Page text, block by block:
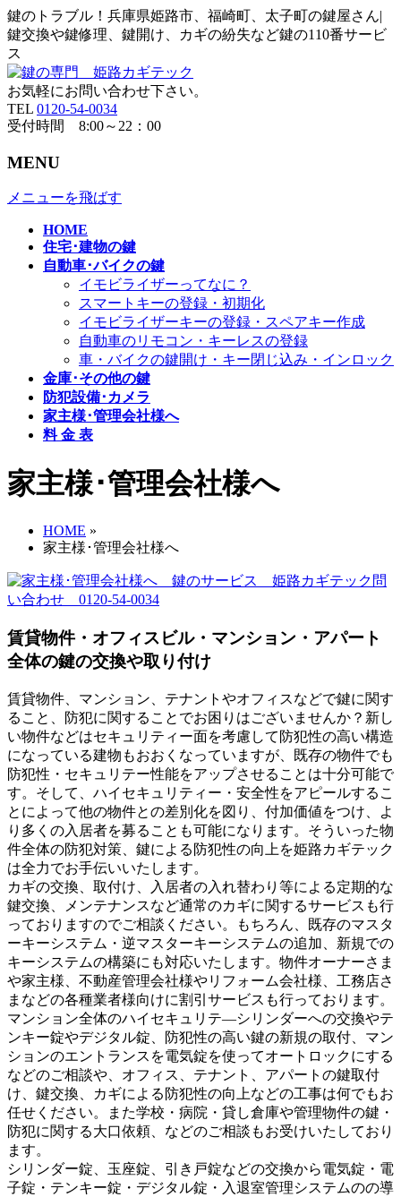
鍵のトラブル！兵庫県姫路市、福崎町、太子町の鍵屋さん|
鍵交換や鍵修理、鍵開け、カギの紛失など鍵の110番サービ
ス
お気軽にお問い合わせ下さい。
TEL 0120-54-0034
受付時間 8:00～22：00
MENU
メニューを飛ばす
HOME
住宅･建物の鍵
自動車･バイクの鍵
イモビライザーってなに？
スマートキーの登録・初期化
イモビライザーキーの登録・スペアキー作成
自動車のリモコン・キーレスの登録
車・バイクの鍵開け・キー閉じ込み・インロック
金庫･その他の鍵
防犯設備･カメラ
家主様･管理会社様へ
料 金 表
家主様･管理会社様へ
HOME »
家主様･管理会社様へ
賃貸物件・オフィスビル・マンション・アパート
全体の鍵の交換や取り付け
賃貸物件、マンション、テナントやオフィスなどで鍵に関す
ること、防犯に関することでお困りはございませんか？新し
い物件などはセキュリティー面を考慮して防犯性の高い構造
になっている建物もおおくなっていますが、既存の物件でも
防犯性・セキュリテー性能をアップさせることは十分可能で
す。そして、ハイセキュリティー・安全性をアピールするこ
とによって他の物件との差別化を図り、付加価値をつけ、よ
り多くの入居者を募ることも可能になります。そういった物
件全体の防犯対策、鍵による防犯性の向上を姫路カギテック
は全力でお手伝いいたします。
カギの交換、取付け、入居者の入れ替わり等による定期的な
鍵交換、メンテナンスなど通常のカギに関するサービスも行
っておりますのでご相談ください。もちろん、既存のマスタ
ーキーシステム・逆マスターキーシステムの追加、新規での
キーシステムの構築にも対応いたします。物件オーナーさま
や家主様、不動産管理会社様やリフォーム会社様、工務店さ
まなどの各種業者様向けに割引サービスも行っております。
マンション全体のハイセキュリテ―シリンダーへの交換やテ
ンキー錠やデジタル錠、防犯性の高い鍵の新規の取付、マン
ションのエントランスを電気錠を使ってオートロックにする
などのご相談や、オフィス、テナント、アパートの鍵取付
け、鍵交換、カギによる防犯性の向上などの工事は何でもお
任せください。また学校・病院・貸し倉庫や管理物件の鍵・
防犯に関する大口依頼、などのご相談もお受けいたしており
ます。
シリンダー錠、玉座錠、引き戸錠などの交換から電気錠・電
子錠・テンキー錠・デジタル錠・入退室管理システムのの導